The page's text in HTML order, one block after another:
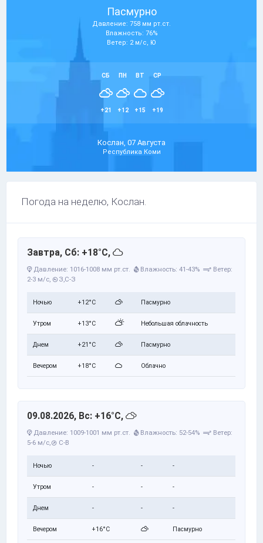
Пасмурно
Давление: 758 мм рт.ст.
Влажность: 76%
Ветер: 2 м/с, Ю
СБ
+21
ПН
+12
ВТ
+15
СР
+19
Кослан, 07 Августа
Республика Коми
Погода на неделю, Кослан.
Завтра, Сб: +18°C,
Давление: 1016-1008 мм рт.ст. Влажность: 41-43%
Ветер:
2-3 м/с, З,С-З
Ночью +12°C Пасмурно
Утром +13°C Небольшая облачность
Днем +21°C Пасмурно
Вечером +18°C Облачно
09.08.2026, Вс: +16°C,
Давление: 1009-1001 мм рт.ст. Влажность: 52-54%
Ветер:
5-6 м/с,
С-В
Ночью - - -
Утром - - -
Днем - - -
Вечером +16°C Пасмурно